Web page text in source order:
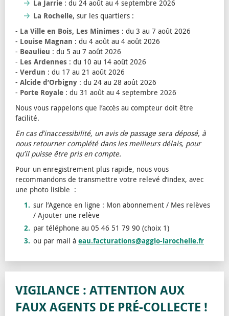
La Jarrie : du 24 août au 4 septembre 2026
La Rochelle, sur les quartiers :
- La Ville en Bois, Les Minimes : du 3 au 7 août 2026
- Louise Magnan : du 4 août au 4 août 2026
- Beaulieu : du 5 au 7 août 2026
- Les Ardennes : du 10 au 14 août 2026
- Verdun : du 17 au 21 août 2026
- Alcide d’Orbigny : du 24 au 28 août 2026
- Porte Royale : du 31 août au 4 septembre 2026
Nous vous rappelons que l’accès au compteur doit être
facilité.
En cas d’inaccessibilité, un avis de passage sera déposé, à
nous retourner complété dans les meilleurs délais, pour
qu’il puisse être pris en compte.
Pour un enregistrement plus rapide, nous vous
recommandons de transmettre votre relevé d’index, avec
une photo lisible :
sur l’Agence en ligne : Mon abonnement / Mes relèves
/ Ajouter une relève
par téléphone au 05 46 51 79 90 (choix 1)
ou par mail à eau.facturations@agglo-larochelle.fr
VIGILANCE : ATTENTION AUX
FAUX AGENTS DE PRÉ-COLLECTE !